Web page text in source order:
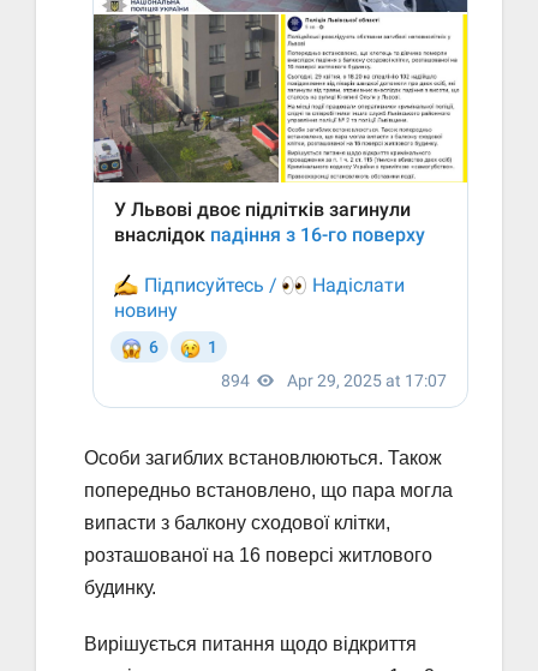
Особи загиблих встановлюються. Також
попередньо встановлено, що пара могла
випасти з балкону сходової клітки,
розташованої на 16 поверсі житлового
будинку.
Вирішується питання щодо відкриття